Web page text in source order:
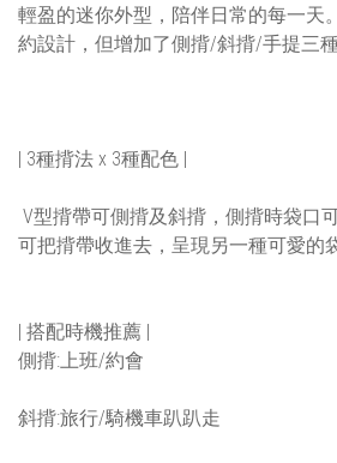
輕盈的迷你外型，陪伴日常的每一天
約設計，但增加了側揹/斜揹
| 3種揹法 x 3
V型揹帶可側揹及斜揹，側揹時袋口
可把揹帶收進去，呈現另一
| 搭配時機推薦 |
側揹:上
斜揹:旅行/騎機